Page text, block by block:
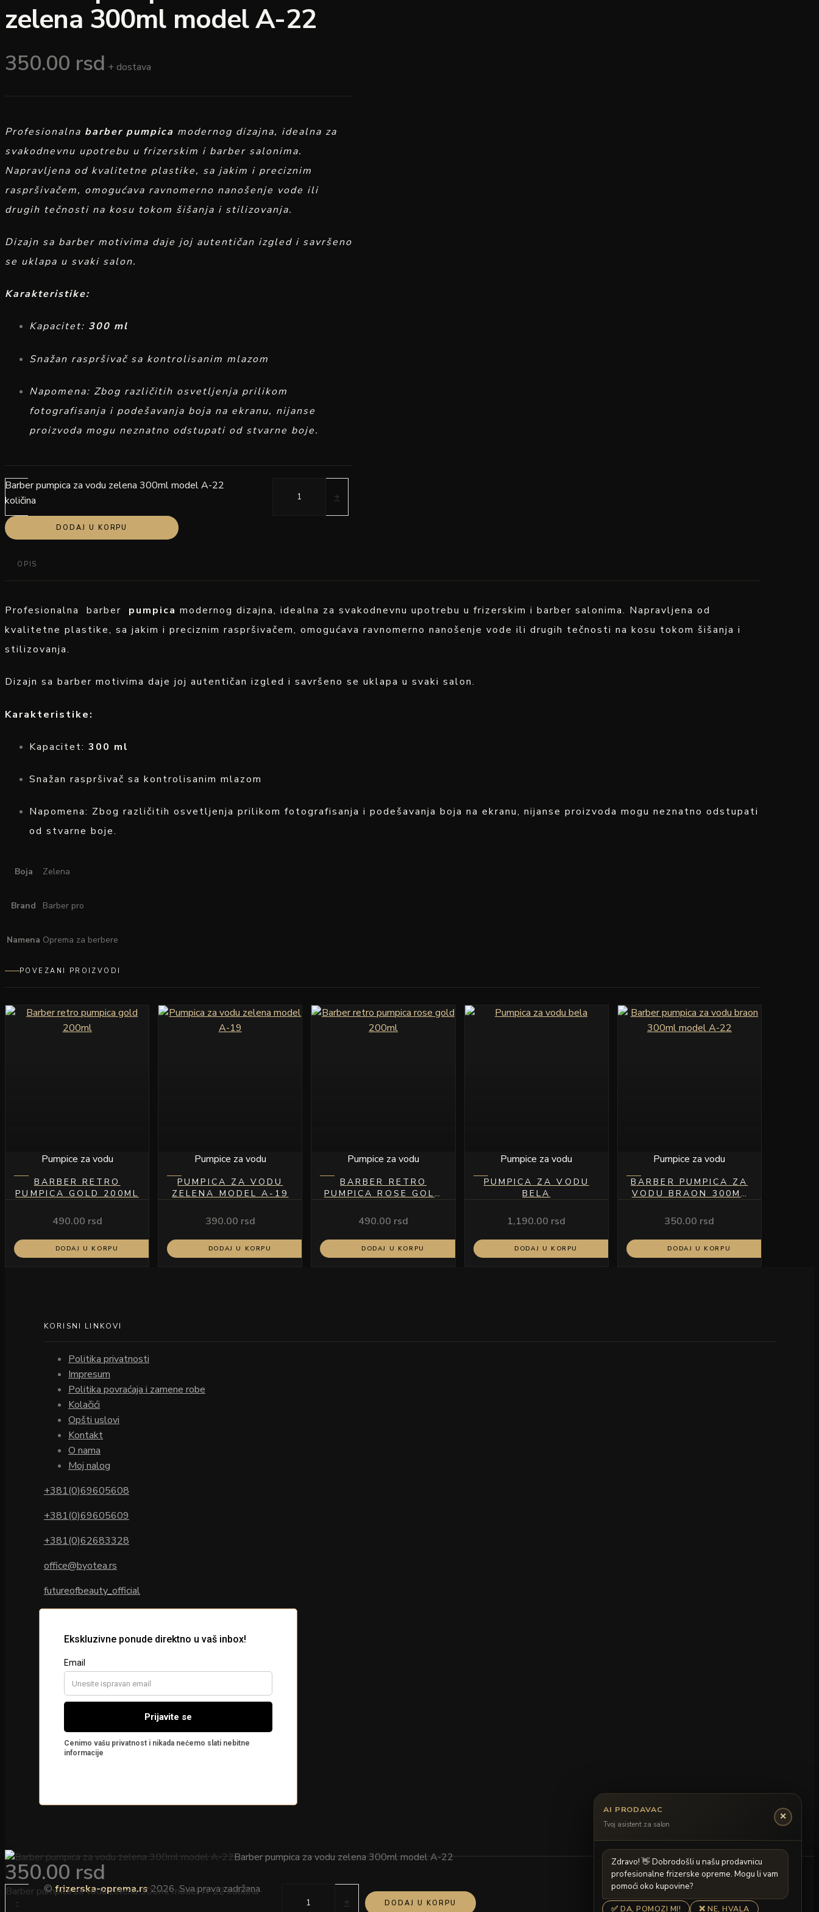
zelena 300ml model A-22
350.00 rsd + dostava
Profesionalna barber pumpica modernog dizajna, idealna za
svakodnevnu upotrebu u frizerskim i barber salonima.
Napravljena od kvalitetne plastike, sa jakim i preciznim
raspršivačem, omogućava ravnomerno nanošenje vode ili
drugih tečnosti na kosu tokom šišanja i stilizovanja.
Dizajn sa barber motivima daje joj autentičan izgled i savršeno
se uklapa u svaki salon.
Karakteristike:
Kapacitet: 300 ml
Snažan raspršivač sa kontrolisanim mlazom
Napomena: Zbog različitih osvetljenja prilikom
fotografisanja i podešavanja boja na ekranu, nijanse
proizvoda mogu neznatno odstupati od stvarne boje.
-
Barber pumpica za vodu zelena 300ml model A-22
količina
+
DODAJ U KORPU
OPIS
Profesionalna barber pumpica modernog dizajna, idealna za svakodnevnu upotrebu u frizerskim i barber salonima. Napravljena od
kvalitetne plastike, sa jakim i preciznim raspršivačem, omogućava ravnomerno nanošenje vode ili drugih tečnosti na kosu tokom šišanja i
stilizovanja.
Dizajn sa barber motivima daje joj autentičan izgled i savršeno se uklapa u svaki salon.
Karakteristike:
Kapacitet: 300 ml
Snažan raspršivač sa kontrolisanim mlazom
Napomena: Zbog različitih osvetljenja prilikom fotografisanja i podešavanja boja na ekranu, nijanse proizvoda mogu neznatno odstupati
od stvarne boje.
Boja Zelena
Brand Barber pro
Namena Oprema za berbere
POVEZANI PROIZVODI
Pumpice za vodu
BARBER RETRO
PUMPICA GOLD 200ML
490.00 rsd
DODAJ U KORPU
Pumpice za vodu
PUMPICA ZA VODU
ZELENA MODEL A-19
390.00 rsd
DODAJ U KORPU
Pumpice za vodu
BARBER RETRO
PUMPICA ROSE GOLD
490.00 rsd
DODAJ U KORPU
Pumpice za vodu
PUMPICA ZA VODU
BELA
1,190.00 rsd
DODAJ U KORPU
Pumpice za vodu
BARBER PUMPICA ZA
VODU BRAON 300ML
350.00 rsd
DODAJ U KORPU
KORISNI LINKOVI
Politika privatnosti
Impresum
Politika povraćaja i zamene robe
Kolačići
Opšti uslovi
Kontakt
O nama
Moj nalog
+381(0)69605608
+381(0)69605609
+381(0)62683328
office@byotea.rs
futureofbeauty_official
©frizerska-oprema.rs2026. Sva prava zadržana.
Barber pumpica za vodu zelena 300ml model A-22
350.00 rsd
-
Barber pumpica za vodu zelena 300ml model A-22 količina
+
DODAJ U KORPU
AI PRODAVAC
Tvoj asistent za salon
✕
Zdravo! Dobrodošli u našu prodavnicu
profesionalne frizerske opreme. Mogu li vam
pomoći oko kupovine?
✅ DA, POMOZI MI! ❌ NE, HVALA